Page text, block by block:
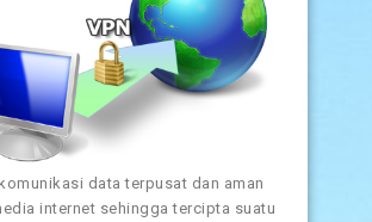
data terpusat dan aman
internet sehingga tercipta suatu